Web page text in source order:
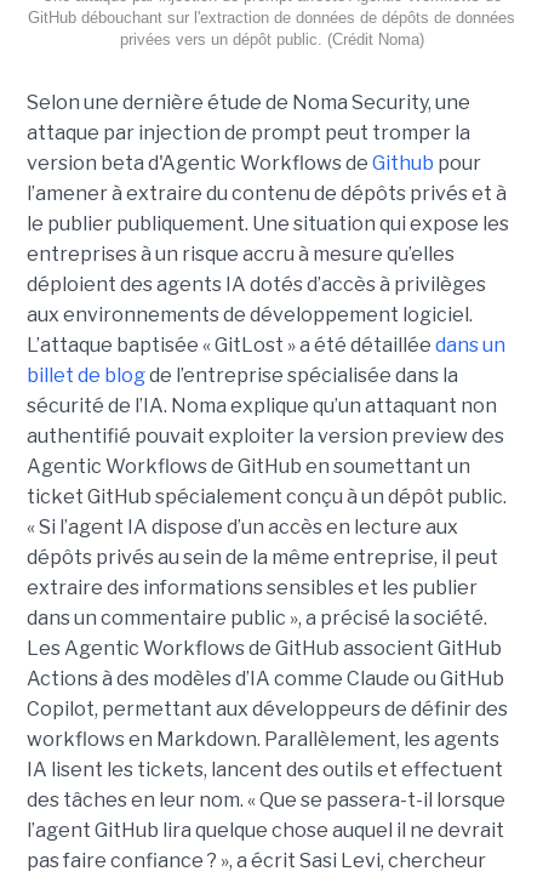
GitHub débouchant sur l'extraction de données de dépôts de données
privées vers un dépôt public. (Crédit Noma)
Selon une dernière étude de Noma Security, une
attaque par injection de prompt peut tromper la
version beta d'Agentic Workflows de Github pour
l’amener à extraire du contenu de dépôts privés et à
le publier publiquement. Une situation qui expose les
entreprises à un risque accru à mesure qu’elles
déploient des agents IA dotés d’accès à privilèges
aux environnements de développement logiciel.
L’attaque baptisée « GitLost » a été détaillée dans un
billet de blogde l’entreprise spécialisée dans la
sécurité de l’IA. Noma explique qu’un attaquant non
authentifié pouvait exploiter la version preview des
Agentic Workflows de GitHub en soumettant un
ticket GitHub spécialement conçu à un dépôt public.
« Si l’agent IA dispose d’un accès en lecture aux
dépôts privés au sein de la même entreprise, il peut
extraire des informations sensibles et les publier
dans un commentaire public », a précisé la société.
Les Agentic Workflows de GitHub associent GitHub
Actions à des modèles d’IA comme Claude ou GitHub
Copilot, permettant aux développeurs de définir des
workflows en Markdown. Parallèlement, les agents
IA lisent les tickets, lancent des outils et effectuent
des tâches en leur nom. « Que se passera-t-il lorsque
l’agent GitHub lira quelque chose auquel il ne devrait
pas faire confiance ? », a écrit Sasi Levi, chercheur